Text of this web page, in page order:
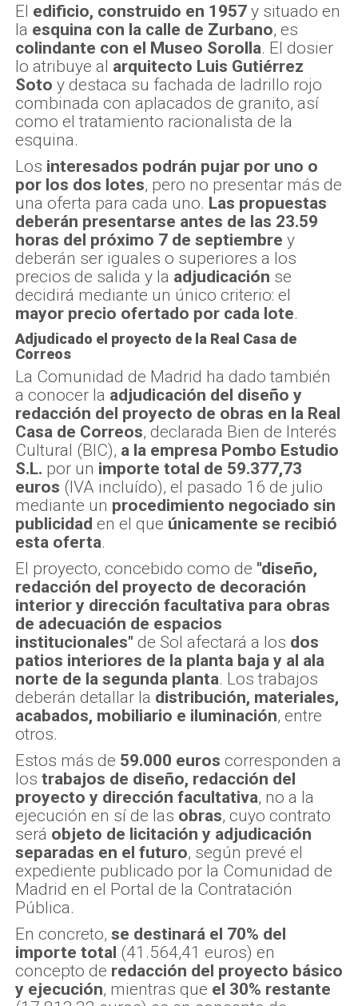
El edificio, construido en 1957 y situado en
la esquina con la calle de Zurbano, es
colindante con el Museo Sorolla. El dosier
lo atribuye al arquitecto Luis Gutiérrez
Soto y destaca su fachada de ladrillo rojo
combinada con aplacados de granito, así
como el tratamiento racionalista de la
esquina.
Los interesados podrán pujar por uno o
por los dos lotes, pero no presentar más de
una oferta para cada uno. Las propuestas
deberán presentarse antes de las 23.59
horas del próximo 7 de septiembre y
deberán ser iguales o superiores a los
precios de salida y la adjudicación se
decidirá mediante un único criterio: el
mayor precio ofertado por cada lote.
Adjudicado el proyecto de la Real Casa de
Correos
La Comunidad de Madrid ha dado también
a conocer la adjudicación del diseño y
redacción del proyecto de obras en la Real
Casa de Correos, declarada Bien de Interés
Cultural (BIC), a la empresa Pombo Estudio
S.L. por un importe total de 59.377,73
euros (IVA incluído), el pasado 16 de julio
mediante un procedimiento negociado sin
publicidad en el que únicamente se recibió
esta oferta.
El proyecto, concebido como de "diseño,
redacción del proyecto de decoración
interior y dirección facultativa para obras
de adecuación de espacios
institucionales" de Sol afectará a los dos
patios interiores de la planta baja y al ala
norte de la segunda planta. Los trabajos
deberán detallar la distribución, materiales,
acabados, mobiliario e iluminación, entre
otros.
Estos más de 59.000 euros corresponden a
los trabajos de diseño, redacción del
proyecto y dirección facultativa, no a la
ejecución en sí de las obras, cuyo contrato
será objeto de licitación y adjudicación
separadas en el futuro, según prevé el
expediente publicado por la Comunidad de
Madrid en el Portal de la Contratación
Pública.
En concreto, se destinará el 70% del
importe total (41.564,41 euros) en
concepto de redacción del proyecto básico
y ejecución, mientras que el 30% restante